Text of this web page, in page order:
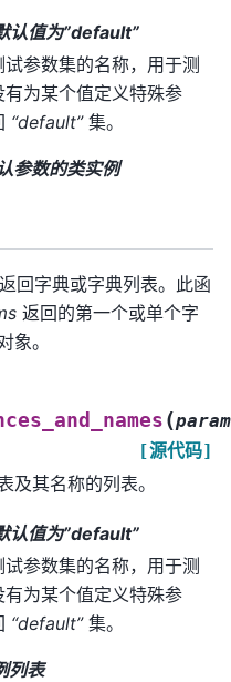
认值为”default”
参数集的名称，用于测
有为某个值定义特殊参
“default”集。
参数的类实例
回字典或字典列表。此函
返回的第一个或单个字
象。
(
[源代码]
及其名称的列表。
认值为”default”
参数集的名称，用于测
有为某个值定义特殊参
“default”集。
列表